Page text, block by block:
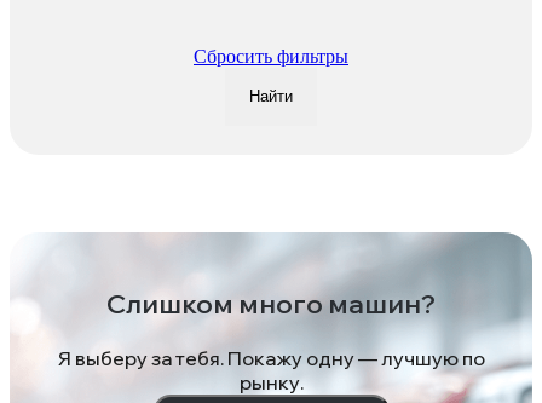
Сбросить фильтры
Найти
Слишком много машин?
Я выберу за тебя. Покажу одну — лучшую по
рынку.